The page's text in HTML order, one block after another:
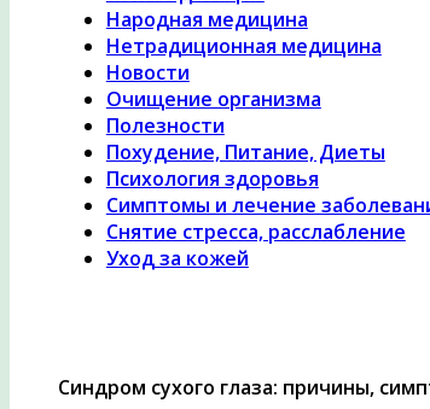
Народная медицина
Нетрадиционная медицина
Новости
Очищение организма
Полезности
Похудение, Питание, Диеты
Психология здоровья
Симптомы и лечение
Снятие стресса, расслабление
Уход за кожей
Синдром сухого глаза: причины,